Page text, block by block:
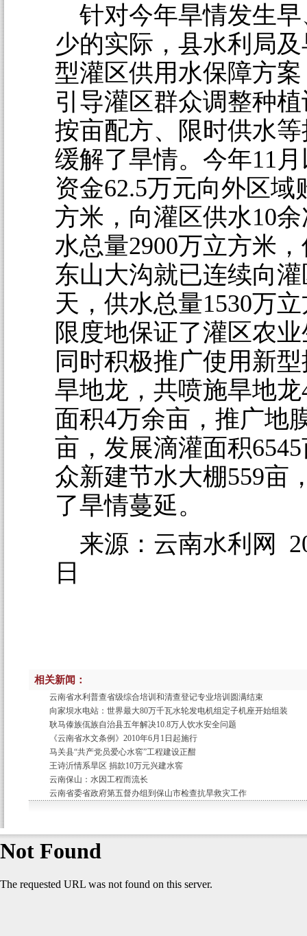
针对今年旱情发生早
少的实际，县水利局
型灌区供用水保障方
引导灌区群众调整种
按亩配方、限时供水
缓解了旱情。今年11
资金62.5万元向外区域
方米，向灌区供水10
水总量2900万立方米
东山大沟就已连续向
天，供水总量1530万
限度地保证了灌区农
同时积极推广使用新
旱地龙，共喷施旱地
面积4万余亩，推广地
亩，发展滴灌面积
众新建节水大棚559亩
了旱情蔓延。
来源：云南水利网
日
相关新闻：
云南省水利普查省级综合培训和清查登记专业培训圆满结束
向家坝水电站：世界最大80万千瓦水轮发电机组定子机座开始组装
耿马傣族佤族自治县五年解决10.8万人饮水安全问题
《云南省水文条例》2010年6月1日起施行
马关县“共产党员爱心水窖”工程建设正酣
王诗沂情系旱区 捐款10万元兴建水窖
云南保山：水因工程而流长
云南省委省政府第五督办组到保山市检查抗旱救灾工作